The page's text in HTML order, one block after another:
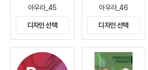
아우라_45
디자인 선택
아우라_46
디자인 선택